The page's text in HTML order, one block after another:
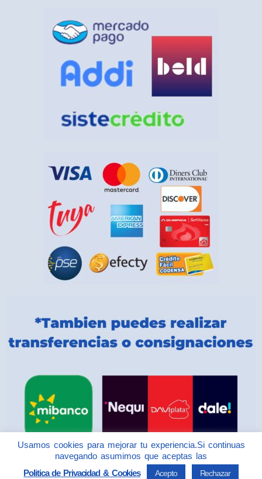
Usamos cookies para mejorar tu experiencia.Si continuas
navegando asumimos que aceptas las
Politica de Privacidad & Cookies
Acepto Rechazar